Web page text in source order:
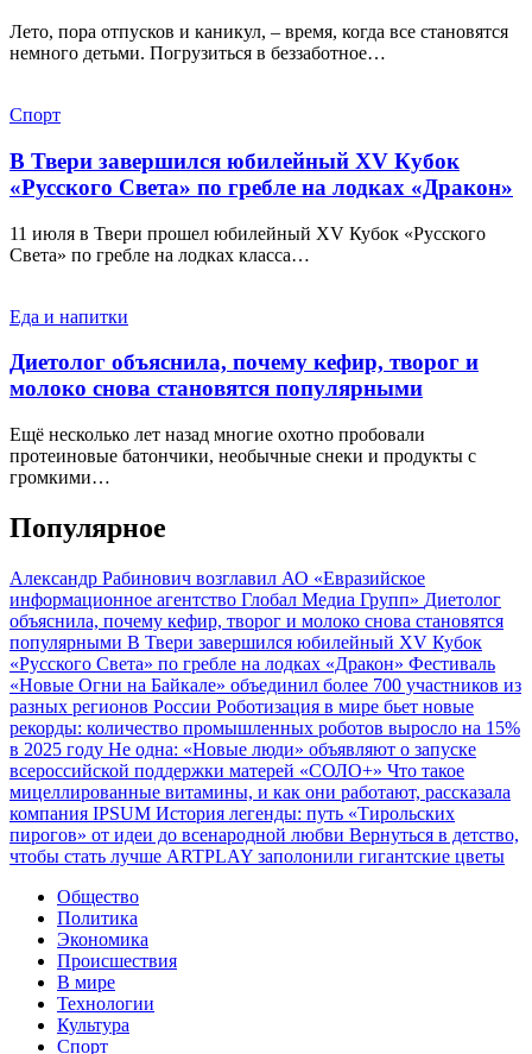
Лето, пора отпусков и каникул, – время, когда все становятся
немного детьми. Погрузиться в беззаботное…
Спорт
В Твери завершился юбилейный XV Кубок
«Русского Света» по гребле на лодках «Дракон»
11 июля в Твери прошел юбилейный XV Кубок «Русского
Света» по гребле на лодках класса…
Еда и напитки
Диетолог объяснила, почему кефир, творог и
молоко снова становятся популярными
Ещё несколько лет назад многие охотно пробовали
протеиновые батончики, необычные снеки и продукты с
громкими…
Популярное
Александр Рабинович возглавил АО «Евразийское
информационное агентство Глобал Медиа Групп» Диетолог
объяснила, почему кефир, творог и молоко снова становятся
популярными В Твери завершился юбилейный XV Кубок
«Русского Света» по гребле на лодках «Дракон» Фестиваль
«Новые Огни на Байкале» объединил более 700 участников из
разных регионов России Роботизация в мире бьет новые
рекорды: количество промышленных роботов выросло на 15%
в 2025 году Не одна: «Новые люди» объявляют о запуске
всероссийской поддержки матерей «СОЛО+» Что такое
мицеллированные витамины, и как они работают, рассказала
компания IPSUM История легенды: путь «Тирольских
пирогов» от идеи до всенародной любви Вернуться в детство,
чтобы стать лучше ARTPLAY заполонили гигантские цветы
Общество
Политика
Экономика
Происшествия
В мире
Технологии
Культура
Спорт